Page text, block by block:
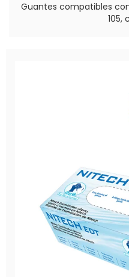
Guantes compatibles con
105,